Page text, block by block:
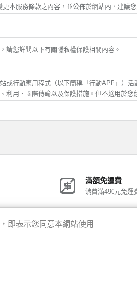
本服務條款之內容，並公佈於網站內，建議
所提供之任一服務時，即視為您已閱讀、瞭解
ㄧ部份時，或者您所屬的國家或地域之法律
腦生活之服務。
消，神腦生活將協助您，儘速取消該行銷訊息
的法定代理人閱讀、瞭解並同意本服務條款之
用或繼續使用神腦生活所提供之任一服務時，
若您所提供資料有錯誤、不實或其他類似情事
律及賠償責任，概與神腦無涉。
讓他人或與他人合用。
訊，每次登入連線完後，務必登出系統結束帳
請您詳閱以下有關隱私權保護相關內容。
或行動應用程式（以下簡稱「行動APP」）活
利用、國際傳輸以及保護措施。但不適用於您
會將資料提供給其他第三人或移作其他目的使
聯絡我們」)、商品諮詢服務、網站活動及其
於您的姓名、住址、電話、電子郵件信箱及其
該等資料，則本公司將無法為您提供相關服務
在網站內所瀏覽網頁等資料，並對全體使用
之 Cookie 資訊包含您的網域名稱、IP 位址、
滿額免運費
消費滿490元免運
神腦會員福利
會員獨享優惠
即表示您同意本網站使用